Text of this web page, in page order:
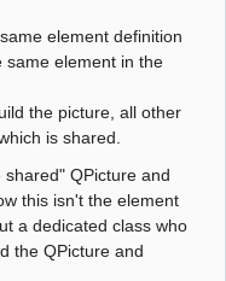
element definition
same element in the
the picture, all other
is shared.
QPicture and
this isn't the element
a dedicated class who
the QPicture and